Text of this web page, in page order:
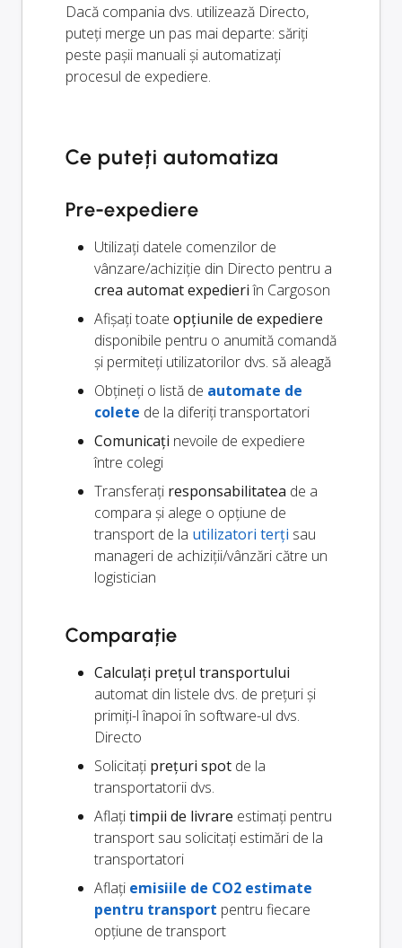
Dacă compania dvs. utilizează Directo,
puteți merge un pas mai departe: săriți
peste pașii manuali și automatizați
procesul de expediere.
Ce puteți automatiza
Pre-expediere
Utilizați datele comenzilor de
vânzare/achiziție din Directo pentru a
crea automat expedieriîn Cargoson
Afișați toate opțiunile de expediere
disponibile pentru o anumită comandă
și permiteți utilizatorilor dvs. să aleagă
Obțineți o listă de automate de
colete de la diferiți transportatori
Comunicați nevoile de expediere
între colegi
Transferați responsabilitatea de a
compara și alege o opțiune de
transport de la utilizatori terți sau
manageri de achiziții/vânzări către un
logistician
Comparație
Calculați prețul transportului
automat din listele dvs. de prețuri și
primiți-l înapoi în software-ul dvs.
Directo
Solicitați prețuri spot de la
transportatorii dvs.
Aflațitimpii de livrare estimați pentru
transport sau solicitați estimări de la
transportatori
Aflați emisiile de CO2 estimate
pentru transport pentru fiecare
opțiune de transport